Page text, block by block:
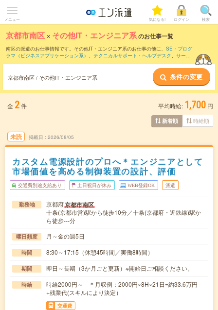
メニュー 気になる! ログイン 検索
京都市南区 × その他IT・エンジニア系のお仕事一覧
南区の派遣のお仕事情報です。その他IT・エンジニア系のお仕事の他に、 SE・プログ
ラマ（ビジネスアプリケーション系） 、 テクニカルサポート・ヘルプデスク 、 サー
などのこだわり条件で絞り込んでいただけます。
京都市南区 / その他IT・エンジニア系 条件の変更
全 2件 平均時給: 1,700 円
新着順 時給順
未読 掲載日 2026/08/05
カスタム電源設計のプロへ＊エンジニアとして
市場価値を高める制御装置の設計、評価
交通費別途支給あり 土日祝日が休み WEB登録OK 派遣
勤務地 京都府京都市南区
十条(京都市営)駅から徒歩10分／十条(京都府・近鉄線)駅か
ら徒歩---分
曜日頻度 月～金の週5日
時間 8:30～17:15（休憩45時間／実働8時間）
期間 即日～長期（3か月ごと更新）※開始日ご相談ください。
時給
時給2000円～ ＊月収例：2000円×8H×21日=約33.6万円
+残業代(スキルにより決定）
交通費